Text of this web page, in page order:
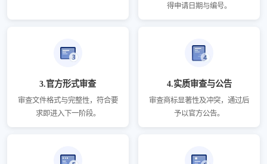
得申请日期与编号。
3.官方形式审查
审查文件格式与完整性，符合要
求即进入下一阶段。
4.实质审查与公告
审查商标显著性及冲突，通过后
予以官方公告。